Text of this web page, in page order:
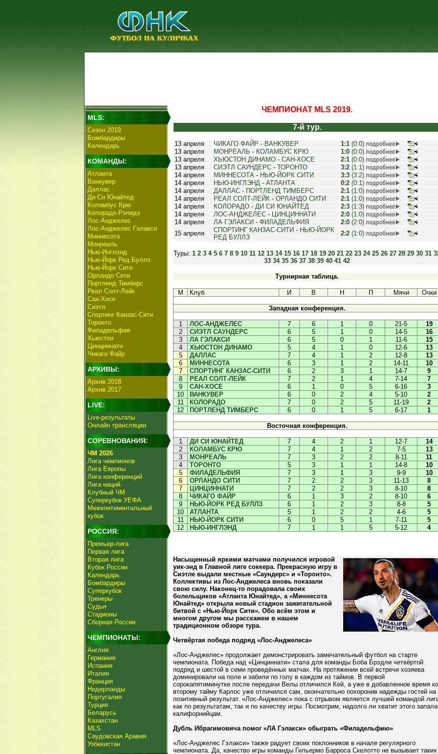
MLS:
Сезон 2019
Бомбардиры
Календарь
КОМАНДЫ:
Атланта
Ванкувер
Даллас
Ди Си Юнайтед
Коламбус Крю
Колорадо Рэпидз
Лос-Анджелес
Лос-Анджелес Гэлакси
Миннесота
Монреаль
Нью-Инглэнд
Нью-Йорк Ред Буллз
Нью-Йорк Сити
Орландо Сити
Портленд Тимберс
Реал Солт-Лейк
Сан-Хосе
Сиэтл
Спортинг Канзас-Сити
Торонто
Филадельфия
Хьюстон
Цинциннати
Чикаго Файр
АРХИВЫ:
Архив 2018
Архив 2017
LIVE:
Live-результаты
Онлайн трансляции
СОРЕВНОВАНИЯ:
ЧМ 2026
Лига чемпионов
Лига Европы
Лига конференций
Лига наций
Клубный ЧМ
Суперкубок УЕФА
Межконтинентальный
кубок
РОССИЯ:
Премьер-лига
Первая лига
Вторая лига
Кубок России
Календарь
Бомбардиры
Суперкубок
Тренеры
Судьи
Стадионы
Сборная России
ЧЕМПИОНАТЫ:
Англия
Германия
Испания
Италия
Франция
Нидерланды
Португалия
Турция
Беларусь
Казахстан
MLS
Саудовская Аравия
Узбекистан
ЧЕМПИОНАТ MLS 2019.
7-й тур.
13 апреля ЧИКАГО ФАЙР - ВАНКУВЕР 1:1 (0:0)
13 апреля
МОНРЕАЛЬ - КОЛАМБУС КРЮ 1:0 (0:0)
13 апреля
ХЬЮСТОН ДИНАМО - САН-ХОСЕ 2:1 (0:0)
13 апреля
СИЭТЛ САУНДЕРС - ТОРОНТО 3:2 (1:1)
14 апреля
МИННЕСОТА - НЬЮ-ЙОРК СИТИ 3:3 (3:2)
14 апреля
НЬЮ-ИНГЛЭНД - АТЛАНТА 0:2 (0:1)
14 апреля
ДАЛЛАС - ПОРТЛЕНД ТИМБЕРС 2:1 (1:0)
14 апреля
РЕАЛ СОЛТ-ЛЕЙК - ОРЛАНДО СИТИ 2:1 (1:0)
14 апреля
КОЛОРАДО - ДИ СИ ЮНАЙТЕД 2:3 (1:3)
14 апреля
ЛОС-АНДЖЕЛЕС - ЦИНЦИННАТИ 2:0 (1:0)
14 апреля
ЛА ГЭЛАКСИ - ФИЛАДЕЛЬФИЯ 2:0 (2:0)
15 апреля
СПОРТИНГ КАНЗАС-СИТИ - НЬЮ-ЙОРК
РЕД БУЛЛЗ
2:2 (1:0)
Туры: 1 2 3 4 5 6 7 8 9 10 11 12 13 14 15 16 17 18 19 20 21 22 23 24 25 26 27 28 29 30 31
33 34 35 36 37 38 39 40 41 42
Турнирная таблица.
М Клуб И В Н П Мячи Очки
Западная конференция.
1 ЛОС-АНДЖЕЛЕС 7 6 1 0 21-5
19
2
СИЭТЛ САУНДЕРС 6 5 1 0 14-5
16
3
ЛА ГЭЛАКСИ 6 5 0 1 11-6
15
4
ХЬЮСТОН ДИНАМО 5 4 1 0 12-6
13
5
ДАЛЛАС 7 4 1 2 12-8
13
6
МИННЕСОТА 6 3 1 2 14-11
10
7
СПОРТИНГ КАНЗАС-СИТИ 6 2 3 1 14-7
9
8
РЕАЛ СОЛТ-ЛЕЙК 7 2 1 4 7-14
7
9
САН-ХОСЕ 6 1 0 5 6-16
3
10
ВАНКУВЕР 6 0 2 4 5-10
2
11
КОЛОРАДО 7 0 2 5 11-19
2
12
ПОРТЛЕНД ТИМБЕРС 6 0 1 5 6-17 1
Восточная конференция.
1 ДИ СИ ЮНАЙТЕД 7 4 2 1 12-7
14
2
КОЛАМБУС КРЮ 7 4 1 2 7-5
13
3
МОНРЕАЛЬ 7 3 2 2 8-11
11
4
ТОРОНТО 5 3 1 1 14-8
10
5
ФИЛАДЕЛЬФИЯ 7 3 1 3 9-9
10
6
ОРЛАНДО СИТИ 7 2 2 3 11-13
8
7
ЦИНЦИННАТИ 7 2 2 3 8-10
8
8
ЧИКАГО ФАЙР 6 1 3 2 8-10
6
9
НЬЮ-ЙОРК РЕД БУЛЛЗ 6 1 2 3 8-8
5
10
АТЛАНТА 5 1 2 2 4-6
5
11
НЬЮ-ЙОРК СИТИ 6 0 5 1 7-11
5
12
НЬЮ-ИНГЛЭНД 7 1 1 5 5-12 4
Насыщенный яркими матчами получился игровой
уик-энд в Главной лиге соккера. Прекрасную игру в
Сиэтле выдали местные «Саундерс» и «Торонто».
Коллективы из Лос-Анджелеса вновь показали
свою силу. Наконец-то порадовала своих
болельщиков «Атланта Юнайтед», а «Миннесота
Юнайтед» открыла новый стадион зажигательной
битвой с «Нью-Йорк Сити». Обо всём этом и
многом другом мы расскажем в нашем
традиционном обзоре тура.
Четвёртая победа подряд «Лос-Анджелеса»
«Лос-Анджелес» продолжает демонстрировать замечательный футбол на старте
чемпионата. Победа над «Цинциннати» стала для команды Боба Брэдли четвёртой
подряд и шестой в семи проведённых матчах. На протяжении всей встречи хозяева
доминировали на поле и забили по голу в каждом из таймов. В первой
сорокапятиминутке после передачи Велы отличился Кей, а уже в добавленное время ко
второму тайму Карлос уже отличился сам, окончательно похоронив надежды гостей на
позитивный результат. «Лос-Анджелес» пока с отрывом является лучшей командой
как по результатам, так и по качеству игры. Посмотрим, надолго ли хватит этого запала
калифорнийцам.
Дубль Ибрагимовича помог «ЛА Гэлакси» обыграть «Филадельфию»
«Лос-Анджелес Гэлакси» также радует своих поклонников в начале регулярного
чемпионата. Да, качество игры команды Гильермо Барроса Скелотто не вызывает таких